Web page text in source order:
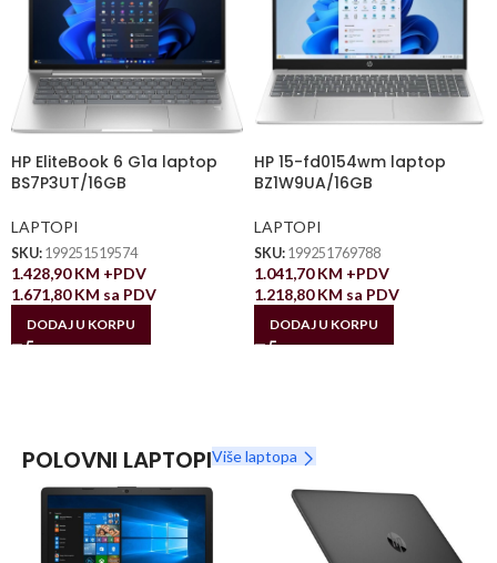
HP EliteBook 6 G1a laptop
BS7P3UT/16GB
LAPTOPI
SKU: 199251519574
1.428,90KM +PDV
1.671,80KM sa PDV
DODAJ U KORPU
HP 15-fd0154wm laptop
BZ1W9UA/16GB
LAPTOPI
SKU: 199251769788
1.041,70KM +PDV
1.218,80KM sa PDV
DODAJ U KORPU
POLOVNI LAPTOPIViše laptopa